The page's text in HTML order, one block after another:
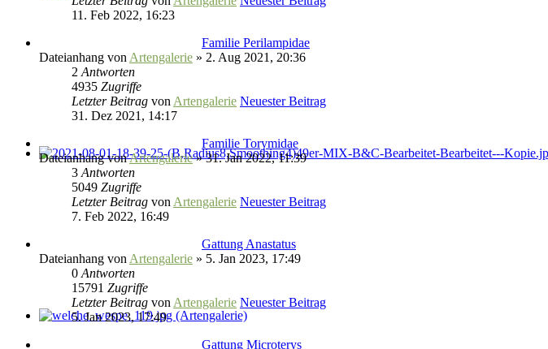
11. Feb 2022, 16:23
Familie Perilampidae
Dateianhang von Artengalerie » 2. Aug 2021, 20:36
2 Antworten
4935 Zugriffe
Letzter Beitrag von Artengalerie Neuester Beitrag
31. Dez 2021, 14:17
Familie Torymidae
DateianhangvonArtengalerie» 31. Jan 2022, 11:39
3 Antworten
5049 Zugriffe
Letzter Beitrag von Artengalerie Neuester Beitrag
7. Feb 2022, 16:49
Gattung Anastatus
Dateianhang von Artengalerie » 5. Jan 2023, 17:49
0 Antworten
15791 Zugriffe
Letzter Beitrag von Artengalerie Neuester Beitrag
5. Jan 2023, 17:49
Gattung Microterys